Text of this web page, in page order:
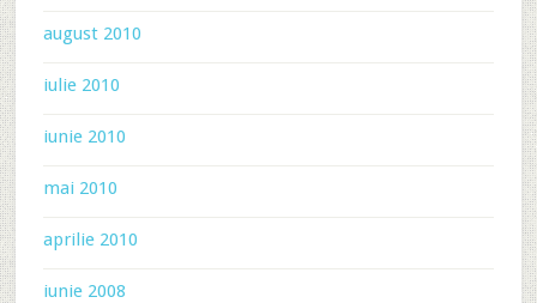
august 2010
iulie 2010
iunie 2010
mai 2010
aprilie 2010
iunie 2008